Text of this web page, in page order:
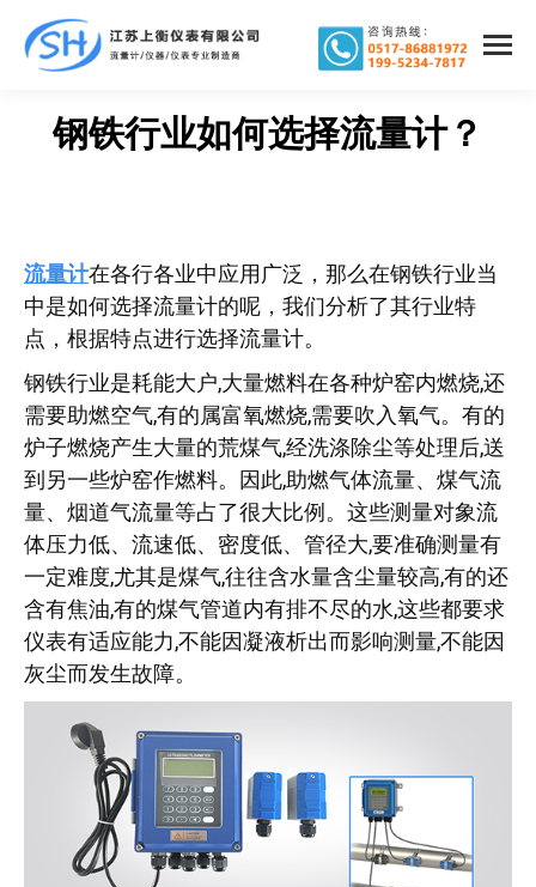
钢铁行业如何选择流量计？
您在这里：
流量计在各行各业中应用广泛，那么在钢铁行业当
中是如何选择流量计的呢，我们分析了其行业特
点，根据特点进行选择流量计。
钢铁行业是耗能大户,大量燃料在各种炉窑内燃烧,还
需要助燃空气,有的属富氧燃烧,需要吹入氧气。有的
炉子燃烧产生大量的荒煤气,经洗涤除尘等处理后,送
到另一些炉窑作燃料。因此,助燃气体流量、煤气流
量、烟道气流量等占了很大比例。这些测量对象流
体压力低、流速低、密度低、管径大,要准确测量有
一定难度,尤其是煤气,往往含水量含尘量较高,有的还
含有焦油,有的煤气管道内有排不尽的水,这些都要求
仪表有适应能力,不能因凝液析出而影响测量,不能因
灰尘而发生故障。